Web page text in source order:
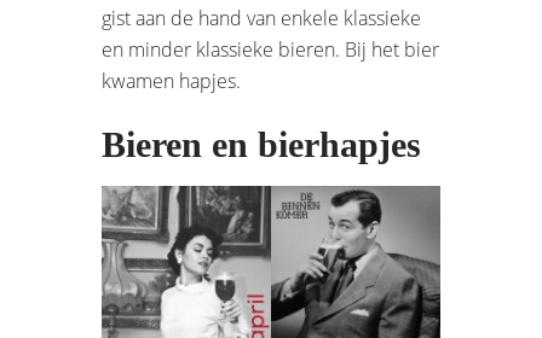
gist aan de hand van enkele klassieke
en minder klassieke bieren. Bij het bier
kwamen hapjes.
Bieren en bierhapjes